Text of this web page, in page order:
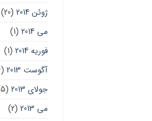
ژوئن 2014
(20)
می 2014
(1)
فوریه 2014
(1)
آگوست 2013
(6)
جولای 2013
(5)
می 2013
(2)